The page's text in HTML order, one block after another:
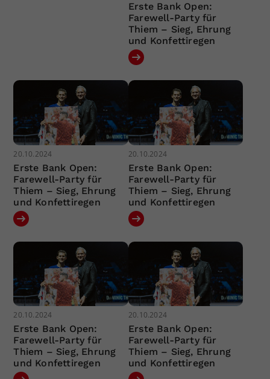
Erste Bank Open:
Farewell-Party für
Thiem – Sieg, Ehrung
und Konfettiregen
20.10.2024
Erste Bank Open:
Farewell-Party für
Thiem – Sieg, Ehrung
und Konfettiregen
20.10.2024
Erste Bank Open:
Farewell-Party für
Thiem – Sieg, Ehrung
und Konfettiregen
20.10.2024
Erste Bank Open:
Farewell-Party für
Thiem – Sieg, Ehrung
und Konfettiregen
20.10.2024
Erste Bank Open:
Farewell-Party für
Thiem – Sieg, Ehrung
und Konfettiregen